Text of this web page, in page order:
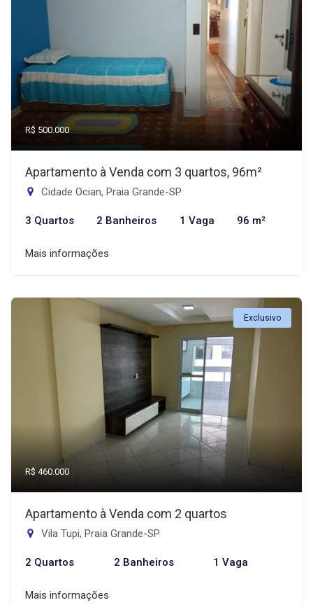
R$ 500.000
Apartamento à Venda com 3 quartos, 96m²
Cidade Ocian, Praia Grande-SP
3 Quartos 2 Banheiros 1 Vaga 96 m²
Mais informações
Exclusivo
R$ 460.000
Apartamento à Venda com 2 quartos
Vila Tupi, Praia Grande-SP
2 Quartos 2 Banheiros 1 Vaga
Mais informações